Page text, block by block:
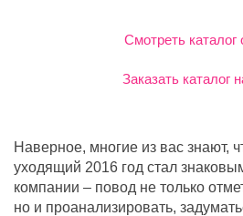
Смотреть каталог
Заказать каталог
Наверное, многие из вас
уходящий 2016 год стал
компании – повод не только
но и проанализировать,